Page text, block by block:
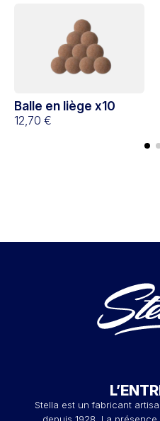
Balle en liège x10
12,70 €
Stella est un fabricant